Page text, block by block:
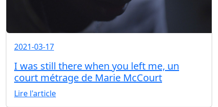
2021-03-17
I was still there when you left me, un
court métrage de Marie McCourt
Lire l'article